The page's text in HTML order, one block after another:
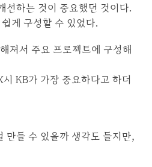
선하는 것이 중요했던 것이다.
게 구성할 수 있었다.
져서 주요 프로젝트에 구성해
KB가 가장 중요하다고 하더
만들 수 있을까 생각도 들지만,